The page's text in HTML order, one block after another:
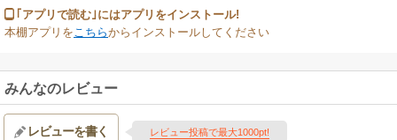
｢アプリで読む｣にはアプリをインストール!
本棚アプリをこちらからインストールしてください
みんなのレビュー
レビューを書く レビュー投稿で最大1000pt!